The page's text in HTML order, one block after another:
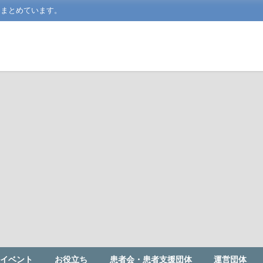
とめています。
イベント お役立ち 患者会・患者支援団体 運営団体